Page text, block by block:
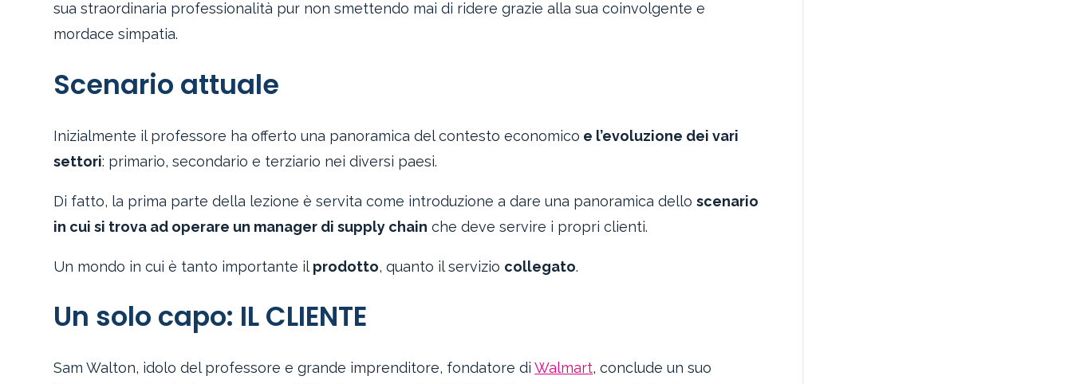
sua straordinaria professionalità pur non smettendo mai di ridere grazie alla sua coinvolgente e
mordace simpatia.
Scenario attuale
Inizialmente il professore ha offerto una panoramica del contesto economico e l’evoluzione dei vari
settori: primario, secondario e terziario nei diversi paesi.
Di fatto, la prima parte della lezione è servita come introduzione a dare una panoramica delloscenario
in cui si trova ad operare un manager di supply chain che deve servire i propri clienti.
Un mondo in cui è tanto importante il prodotto, quanto il servizio collegato.
Un solo capo: IL CLIENTE
Sam Walton, idolo del professore e grande imprenditore, fondatore diWalmart, conclude un suo